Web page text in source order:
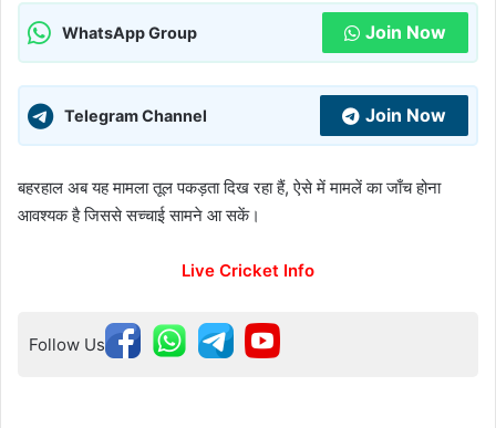
WhatsApp Group Join Now
Telegram Channel Join Now
बहरहाल अब यह मामला तूल पकड़ता दिख रहा हैं, ऐसे में मामलें का जाँच होना
आवश्यक है जिससे सच्चाई सामने आ सकें।
Live Cricket Info
Follow Us